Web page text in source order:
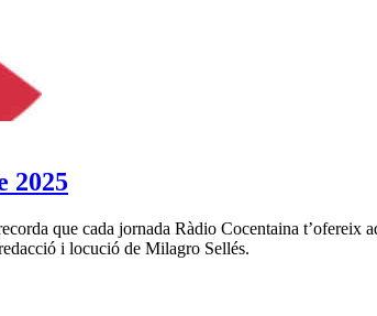
2025
que cada jornada Ràdio Cocentaina
i locució de Milagro Sellés.